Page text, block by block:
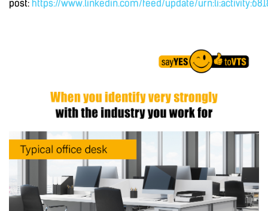
post: https://www.linkedin.com/feed/update/